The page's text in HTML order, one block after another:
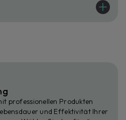
professionellen Produkten
und Effektivität Ihrer